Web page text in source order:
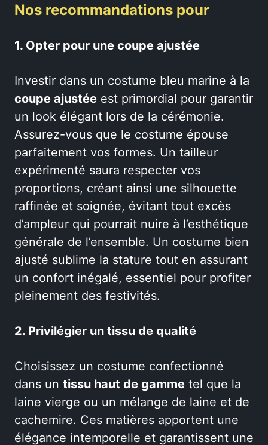
Nos recommandations pour
1. Opter pour une coupe ajustée
Investir dans un costume bleu marine à la
coupe ajustée est primordial pour garantir
un look élégant lors de la cérémonie.
Assurez-vous que le costume épouse
parfaitement vos formes. Un tailleur
expérimenté saura respecter vos
proportions, créant ainsi une silhouette
raffinée et soignée, évitant tout excès
d’ampleur qui pourrait nuire à l’esthétique
générale de l’ensemble. Un costume bien
ajusté sublime la stature tout en assurant
un confort inégalé, essentiel pour profiter
pleinement des festivités.
2. Privilégier un tissu de qualité
Choisissez un costume confectionné
dans un tissu haut de gamme tel que la
laine vierge ou un mélange de laine et de
cachemire. Ces matières apportent une
élégance intemporelle et garantissent une